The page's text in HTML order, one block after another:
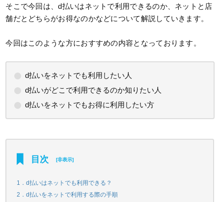
そこで今回は、d払いはネットで利用できるのか、ネットと店
舗だとどちらがお得なのかなどについて解説していきます。
今回はこのような方におすすめの内容となっております。
d払いをネットでも利用したい人
d払いがどこで利用できるのか知りたい人
d払いをネットでもお得に利用したい方
目次 [非表示]
1．d払いはネットでも利用できる？
2．d払いをネットで利用する際の手順